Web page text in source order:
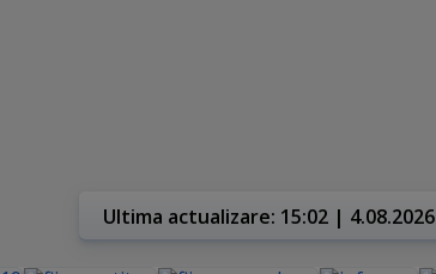
Ultima actualizare: 15:02 | 4.08.2026